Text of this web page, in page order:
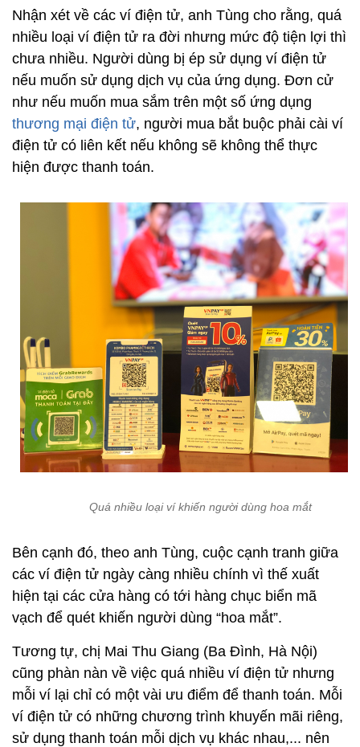
Nhận xét về các ví điện tử, anh Tùng cho rằng, quá
nhiều loại ví điện tử ra đời nhưng mức độ tiện lợi thì
chưa nhiều. Người dùng bị ép sử dụng ví điện tử
nếu muốn sử dụng dịch vụ của ứng dụng. Đơn cử
như nếu muốn mua sắm trên một số ứng dụng
thương mại điện tử, người mua bắt buộc phải cài ví
điện tử có liên kết nếu không sẽ không thể thực
hiện được thanh toán.
Quá nhiều loại ví khiến người dùng hoa mắt
Bên cạnh đó, theo anh Tùng, cuộc cạnh tranh giữa
các ví điện tử ngày càng nhiều chính vì thế xuất
hiện tại các cửa hàng có tới hàng chục biển mã
vạch để quét khiến người dùng “hoa mắt”.
Tương tự, chị Mai Thu Giang (Ba Đình, Hà Nội)
cũng phàn nàn về việc quá nhiều ví điện tử nhưng
mỗi ví lại chỉ có một vài ưu điểm để thanh toán. Mỗi
ví điện tử có những chương trình khuyến mãi riêng,
sử dụng thanh toán mỗi dịch vụ khác nhau,... nên